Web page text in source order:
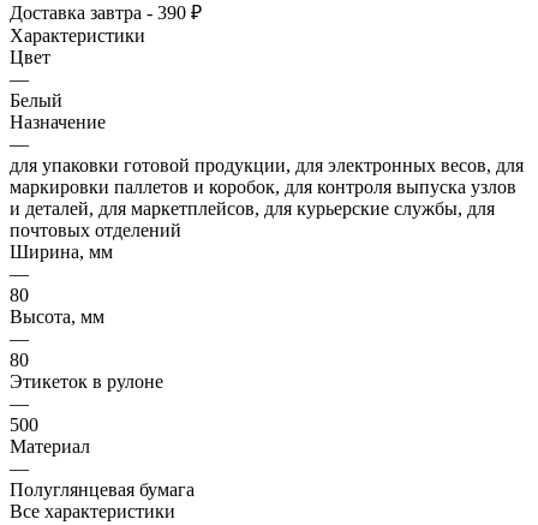
Доставка завтра - 390 ₽
Характеристики
Цвет
—
Белый
Назначение
—
для упаковки готовой продукции, для электронных весов, для
маркировки паллетов и коробок, для контроля выпуска узлов
и деталей, для маркетплейсов, для курьерские службы, для
почтовых отделений
Ширина, мм
—
80
Высота, мм
—
80
Этикеток в рулоне
—
500
Материал
—
Полуглянцевая бумага
Все характеристики